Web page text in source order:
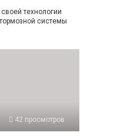
технологии
системы
42 просмотров